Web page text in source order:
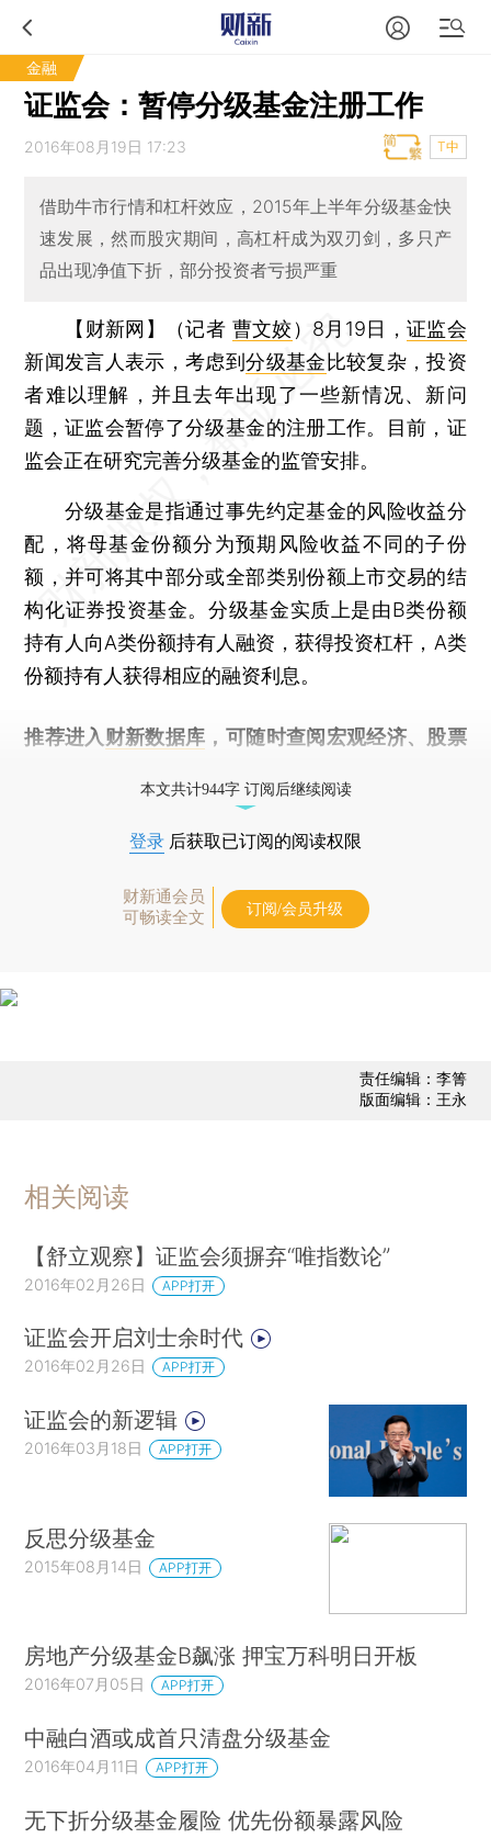
金融
证监会：暂停分级基金注册工作
2016年08月19日 17:23 T中
借助牛市行情和杠杆效应，2015年上半年分级基金快
速发展，然而股灾期间，高杠杆成为双刃剑，多只产
品出现净值下折，部分投资者亏损严重
【财新网】（记者 曹文姣） 8月19日， 证监会
新闻发言人表示，考虑到分级基金 比较复杂，投资
者难以理解，并且去年出现了一些新情况、新问
题，证监会暂停了分级基金的注册工作。目前，证
监会正在研究完善分级基金的监管安排。
分级基金是指通过事先约定基金的风险收益分
配，将母基金份额分为预期风险收益不同的子份
额，并可将其中部分或全部类别份额上市交易的结
构化证券投资基金。分级基金实质上是由B类份额
持有人向A类份额持有人融资，获得投资杠杆，A类
份额持有人获得相应的融资利息。
推荐进入 财新数据库 ，可随时查阅宏观经济、股票
本文共计944字 订阅后继续阅读
登录 后获取已订阅的阅读权限
财新通会员
可畅读全文
订阅/会员升级
责任编辑：李箐
版面编辑：王永
相关阅读
【舒立观察】证监会须摒弃“唯指数论”
2016年02月26日 APP打开
证监会开启刘士余时代
2016年02月26日 APP打开
证监会的新逻辑
2016年03月18日 APP打开
反思分级基金
2015年08月14日 APP打开
房地产分级基金B飙涨 押宝万科明日开板
2016年07月05日 APP打开
中融白酒或成首只清盘分级基金
2016年04月11日 APP打开
无下折分级基金履险 优先份额暴露风险